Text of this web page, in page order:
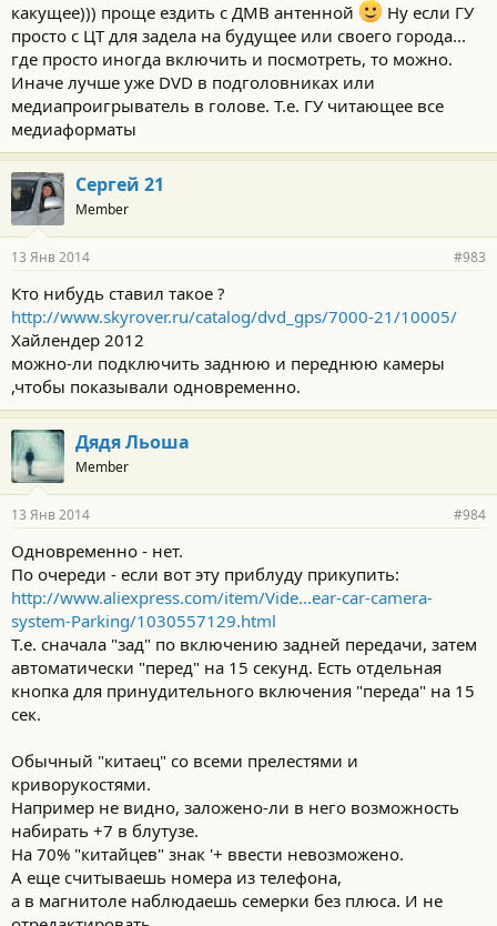
какущее))) проще ездить с ДМВ антенной
Ну если ГУ
просто с ЦТ для задела на будущее или своего города...
где просто иногда включить и посмотреть, то можно.
Иначе лучше уже DVD в подголовниках или
медиапроигрыватель в голове. Т.е. ГУ читающее все
медиаформаты
Сергей 21
Member
13 Янв 2014 #983
Кто нибудь ставил такое ?
http://www.skyrover.ru/catalog/dvd_gps/7000-21/10005/
Хайлендер 2012
можно-ли подключить заднюю и переднюю камеры
,чтобы показывали одновременно.
Дядя Льоша
Member
13 Янв 2014 #984
Одновременно - нет.
По очереди - если вот эту приблуду прикупить:
http://www.aliexpress.com/item/Vide...ear-car-camera-
system-Parking/1030557129.html
Т.е. сначала "зад" по включению задней передачи, затем
автоматически "перед" на 15 секунд. Есть отдельная
кнопка для принудительного включения "переда" на 15
сек.
Обычный "китаец" со всеми прелестями и
криворукостями.
Например не видно, заложено-ли в него возможность
набирать +7 в блутузе.
На 70% "китайцев" знак '+ ввести невозможено.
А еще считываешь номера из телефона,
а в магнитоле наблюдаешь семерки без плюса. И не